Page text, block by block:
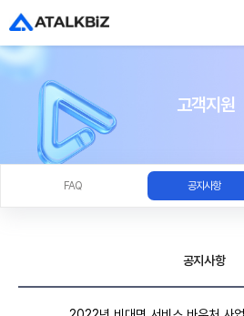
고객지원
FAQ 공지사항
공지사항